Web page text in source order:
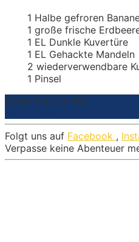
1 Halbe gefroren
1 große frische
1 EL Dunkle Kuvertüre
1 EL Gehackte Mandeln
2 wiederverwendbare
1 Pinsel
Obst(-Eis) am Stil
Folgt uns auf Facebook ,
Verpasse keine Abenteuer